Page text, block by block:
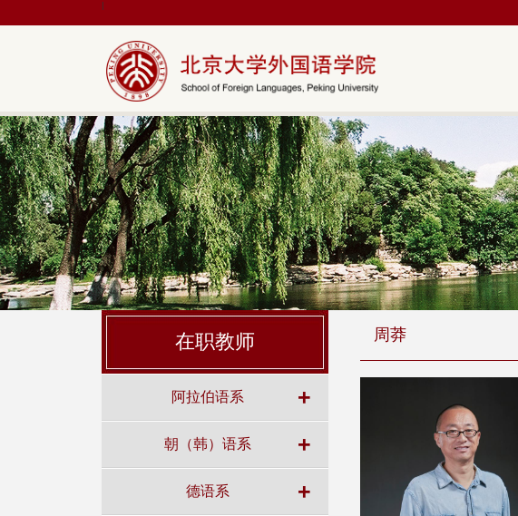
|
在职教师
阿拉伯语系 +
朝（韩）语系 +
德语系 +
周莽